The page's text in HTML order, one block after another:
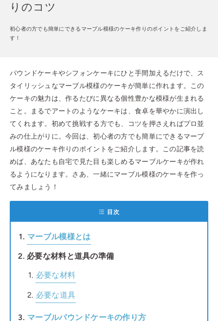
りのコツ
初心者の方でも簡単にできるマーブル模様のケーキ作りのポイントをご紹介しま
す！
パウンドケーキやシフォンケーキにひと手間加えるだけで、ス
タイリッシュなマーブル模様のケーキが簡単に作れます。この
ケーキの魅力は、作るたびに異なる個性豊かな模様が生まれる
こと。まるでアートのようなケーキは、食卓を華やかに演出し
てくれます。初めて挑戦する方でも、コツを押さえればプロ並
みの仕上がりに。今回は、初心者の方でも簡単にできるマーブ
ル模様のケーキ作りのポイントをご紹介します。この記事を読
めば、あなたも自宅で見た目も楽しめるマーブルケーキが作れ
るようになります。さあ、一緒にマーブル模様のケーキを作っ
てみましょう！
目次
マーブル模様とは
必要な材料と道具の準備
必要な材料
必要な道具
マーブルパウンドケーキの作り方